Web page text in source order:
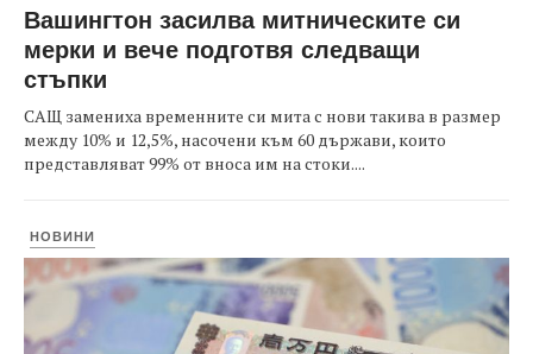
Вашингтон засилва митническите си
мерки и вече подготвя следващи
стъпки
САЩ замениха временните си мита с нови такива в размер
между 10% и 12,5%, насочени към 60 държави, които
представляват 99% от вноса им на стоки....
НОВИНИ